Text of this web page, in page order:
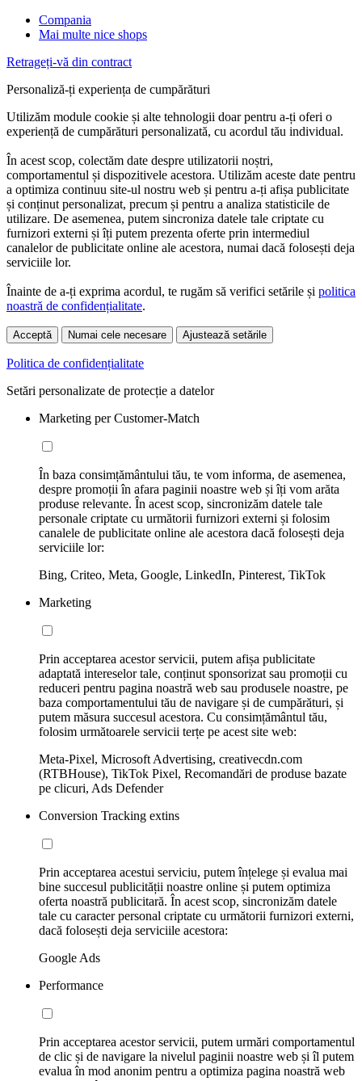
Compania
Mai multe nice shops
Retrageți-vă din contract
Personaliză-ți experiența de cumpărături
Utilizăm module cookie și alte tehnologii doar pentru a-ți oferi o
experiență de cumpărături personalizată, cu acordul tău individual.
În acest scop, colectăm date despre utilizatorii noștri,
comportamentul și dispozitivele acestora. Utilizăm aceste date pentru
a optimiza continuu site-ul nostru web și pentru a-ți afișa publicitate
și conținut personalizat, precum și pentru a analiza statisticile de
utilizare. De asemenea, putem sincroniza datele tale criptate cu
furnizori externi și îți putem prezenta oferte prin intermediul
canalelor de publicitate online ale acestora, numai dacă folosești deja
serviciile lor.
Înainte de a-ți exprima acordul, te rugăm să verifici setările și politica
noastră de confidențialitate.
Acceptă Numai cele necesare Ajustează setările
Politica de confidențialitate
Setări personalizate de protecție a datelor
Marketing per Customer-Match
În baza consimțământului tău, te vom informa, de asemenea,
despre promoții în afara paginii noastre web și îți vom arăta
produse relevante. În acest scop, sincronizăm datele tale
personale criptate cu următorii furnizori externi și folosim
canalele de publicitate online ale acestora dacă folosești deja
serviciile lor:
Bing, Criteo, Meta, Google, LinkedIn, Pinterest, TikTok
Marketing
Prin acceptarea acestor servicii, putem afișa publicitate
adaptată intereselor tale, conținut sponsorizat sau promoții cu
reduceri pentru pagina noastră web sau produsele noastre, pe
baza comportamentului tău de navigare și de cumpărături, și
putem măsura succesul acestora. Cu consimțământul tău,
folosim următoarele servicii terțe pe acest site web:
Meta-Pixel, Microsoft Advertising, creativecdn.com
(RTBHouse), TikTok Pixel, Recomandări de produse bazate
pe clicuri, Ads Defender
Conversion Tracking extins
Prin acceptarea acestui serviciu, putem înțelege și evalua mai
bine succesul publicității noastre online și putem optimiza
oferta noastră publicitară. În acest scop, sincronizăm datele
tale cu caracter personal criptate cu următorii furnizori externi,
dacă folosești deja serviciile acestora:
Google Ads
Performance
Prin acceptarea acestor servicii, putem urmări comportamentul
de clic și de navigare la nivelul paginii noastre web și îl putem
evalua în mod anonim pentru a optimiza pagina noastră web